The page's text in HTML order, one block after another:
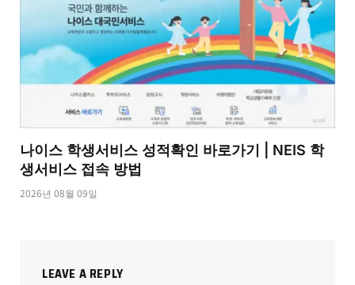
나이스 학생서비스 성적확인 바로가기 | NEIS 학
생서비스 접속 방법
2026년 08월 09일
LEAVE A REPLY